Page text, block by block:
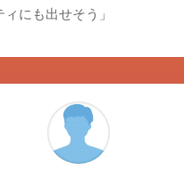
にも出せそう」